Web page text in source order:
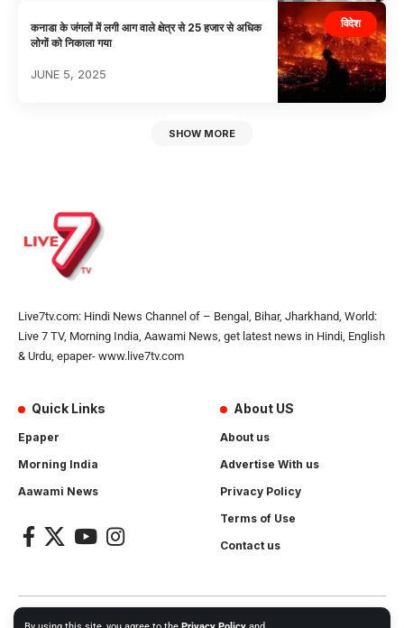
विदेश
कनाडा के जंगलों में लगी आग वाले क्षेत्र से 25 हजार से अधिक
लोगों को निकाला गया
JUNE 5, 2025
SHOW MORE
Live7tv.com: Hindi News Channel of – Bengal, Bihar, Jharkhand, World:
Live 7 TV, Morning India, Aawami News, get latest news in Hindi, English
& Urdu, epaper- www.live7tv.com
Quick Links
Epaper
Morning India
Aawami News
About US
About us
Advertise With us
Privacy Policy
Terms of Use
Contact us
2024- All Rights Reserved.Live 7 tv. Website Created by and